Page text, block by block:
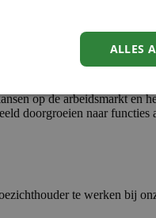
op de arbeidsmarkt en
doorgroeien naar
te werken bij
ALLES